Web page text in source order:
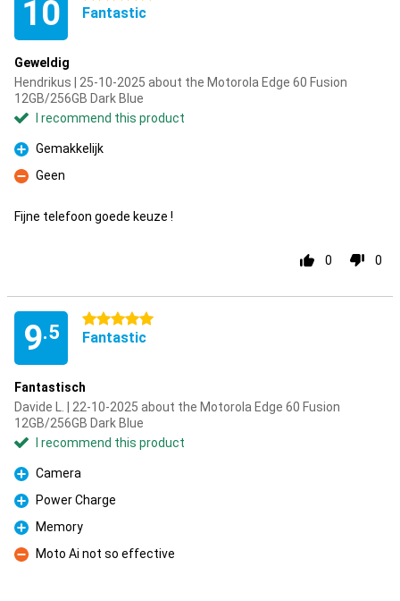
10 Fantastic
Geweldig
Hendrikus | 25-10-2025 about the Motorola Edge 60 Fusion
12GB/256GB Dark Blue
I recommend this product
Pro
Gemakkelijk
Con
Geen
Fijne telefoon goede keuze !
0 0
9.5
5 stars
Fantastic
Fantastisch
Davide L. | 22-10-2025 about the Motorola Edge 60 Fusion
12GB/256GB Dark Blue
I recommend this product
Pro
Camera
Pro
Power Charge
Pro
Memory
Con
Moto Ai not so effective